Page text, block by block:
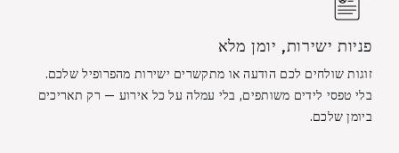
פניות ישירות, יומן מלא
זוגות שולחים לכם הודעה או מתקשרים ישירות מהפרופיל שלכם.
בלי טפסי לידים משותפים, בלי עמלה על כל אירוע — רק תאריכים
ביומן שלכם.